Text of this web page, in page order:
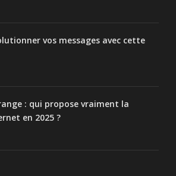
vos messages avec cette
: qui propose vraiment la
en 2025 ?